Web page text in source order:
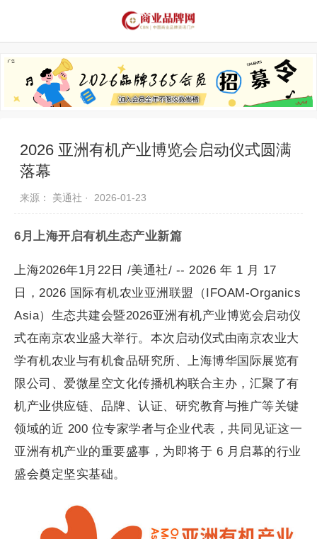
推荐品牌 品牌故事
2026 亚洲有机产业博览会启动仪式圆满
落幕
来源： 美通社 · 2026-01-23
6月上海开启有机生态产业新篇
上海2026年1月22日 /美通社/ -- 2026 年 1 月 17
日，2026 国际有机农业亚洲联盟（IFOAM-Organics
Asia）生态共建会暨2026亚洲有机产业博览会启动仪
式在南京农业盛大举行。本次启动仪式由南京农业大
学有机农业与有机食品研究所、上海博华国际展览有
限公司、爱微星空文化传播机构联合主办，汇聚了有
机产业供应链、品牌、认证、研究教育与推广等关键
领域的近 200 位专家学者与企业代表，共同见证这一
亚洲有机产业的重要盛事，为即将于 6 月启幕的行业
盛会奠定坚实基础。